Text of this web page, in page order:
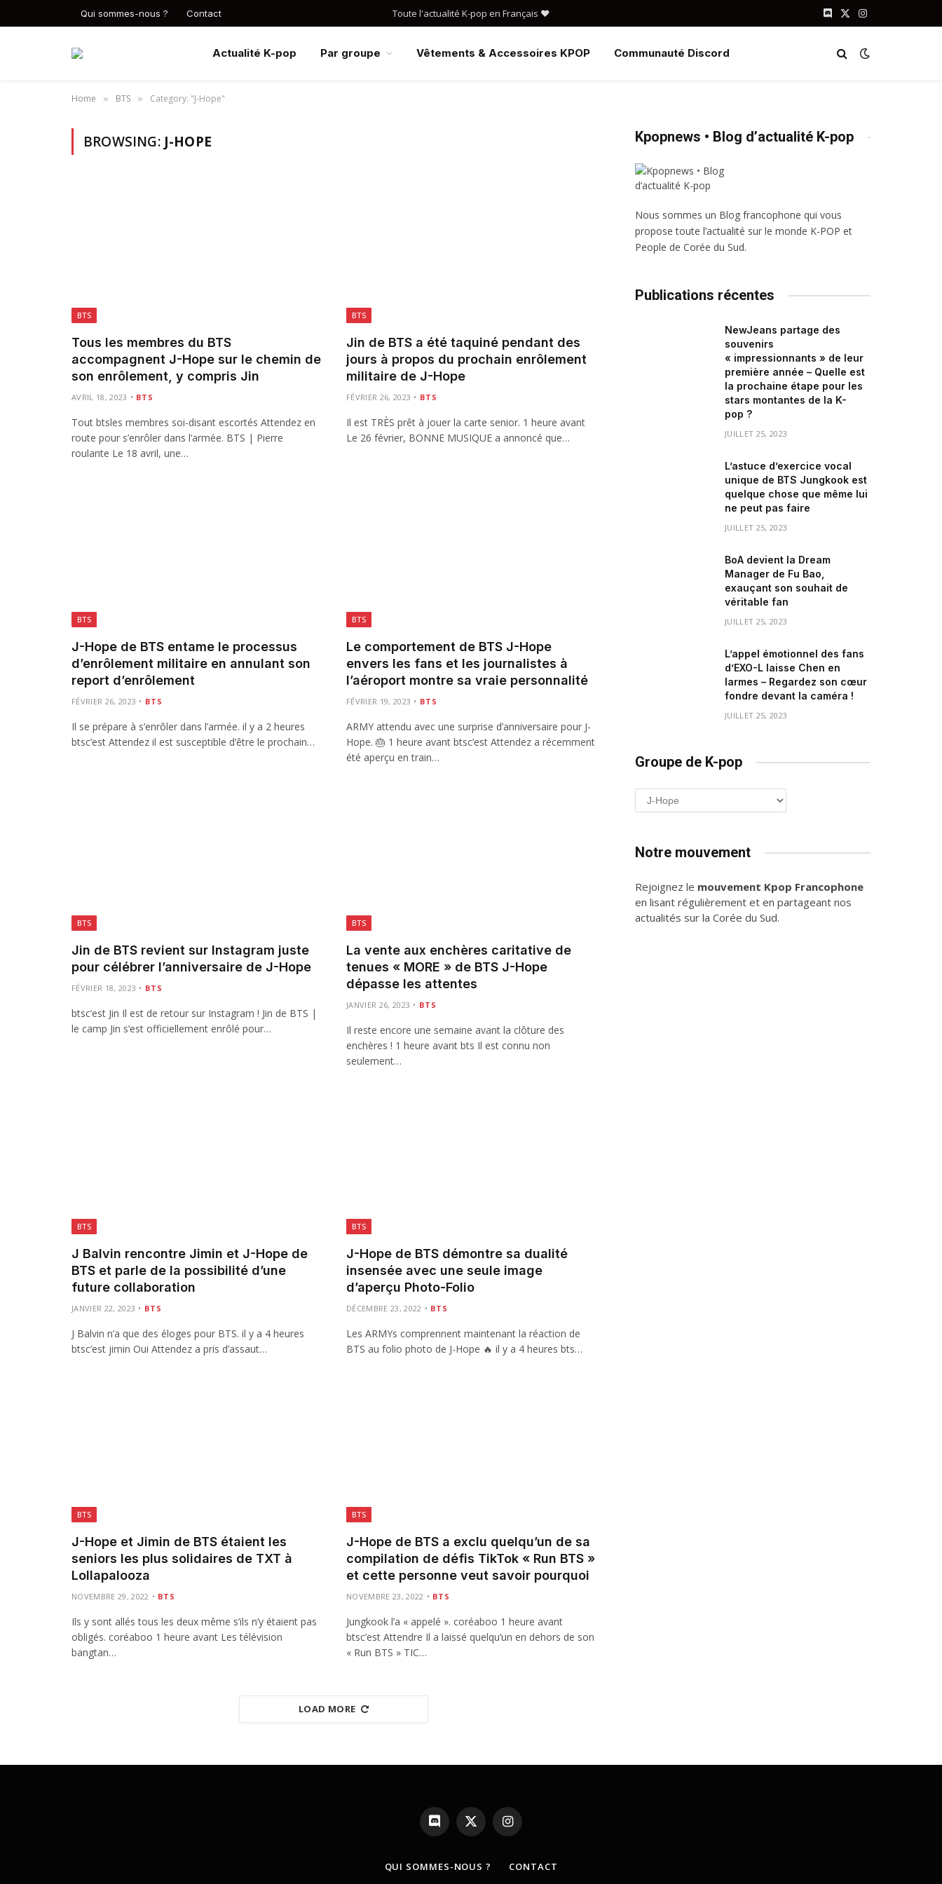
Qui sommes-nous ? Contact Toute l'actualité K-pop en Français ❤️ Discord
X
Instagram
Actualité K-pop Par groupe Vêtements & Accessoires KPOP Communauté Discord
Home » BTS » Category: "J-Hope"
BROWSING: J-HOPE
BTS
Tous les membres du BTS
accompagnent J-Hope sur le chemin de
son enrôlement, y compris Jin
AVRIL 18, 2023 BTS
Tout btsles membres soi-disant escortés Attendez en
route pour s’enrôler dans l’armée. BTS | Pierre
roulante Le 18 avril, une…
BTS
Jin de BTS a été taquiné pendant des
jours à propos du prochain enrôlement
militaire de J-Hope
FÉVRIER 26, 2023 BTS
Il est TRÈS prêt à jouer la carte senior. 1 heure avant
Le 26 février, BONNE MUSIQUE a annoncé que…
BTS
J-Hope de BTS entame le processus
d’enrôlement militaire en annulant son
report d’enrôlement
FÉVRIER 26, 2023 BTS
Il se prépare à s’enrôler dans l’armée. il y a 2 heures
btsc’est Attendez il est susceptible d’être le prochain…
BTS
Le comportement de BTS J-Hope
envers les fans et les journalistes à
l’aéroport montre sa vraie personnalité
FÉVRIER 19, 2023 BTS
ARMY attendu avec une surprise d’anniversaire pour J-
Hope. 🎂 1 heure avant btsc’est Attendez a récemment
été aperçu en train…
BTS
Jin de BTS revient sur Instagram juste
pour célébrer l’anniversaire de J-Hope
FÉVRIER 18, 2023 BTS
btsc’est Jin Il est de retour sur Instagram ! Jin de BTS |
le camp Jin s’est officiellement enrôlé pour…
BTS
La vente aux enchères caritative de
tenues « MORE » de BTS J-Hope
dépasse les attentes
JANVIER 26, 2023 BTS
Il reste encore une semaine avant la clôture des
enchères ! 1 heure avant bts Il est connu non
seulement…
BTS
J Balvin rencontre Jimin et J-Hope de
BTS et parle de la possibilité d’une
future collaboration
JANVIER 22, 2023 BTS
J Balvin n’a que des éloges pour BTS. il y a 4 heures
btsc’est jimin Oui Attendez a pris d’assaut…
BTS
J-Hope de BTS démontre sa dualité
insensée avec une seule image
d’aperçu Photo-Folio
DÉCEMBRE 23, 2022 BTS
Les ARMYs comprennent maintenant la réaction de
BTS au folio photo de J-Hope 🔥 il y a 4 heures bts…
BTS
J-Hope et Jimin de BTS étaient les
seniors les plus solidaires de TXT à
Lollapalooza
NOVEMBRE 29, 2022 BTS
Ils y sont allés tous les deux même s’ils n’y étaient pas
obligés. coréaboo 1 heure avant Les télévision
bangtan…
BTS
J-Hope de BTS a exclu quelqu’un de sa
compilation de défis TikTok « Run BTS »
et cette personne veut savoir pourquoi
NOVEMBRE 23, 2022 BTS
Jungkook l’a « appelé ». coréaboo 1 heure avant
btsc’est Attendre Il a laissé quelqu’un en dehors de son
« Run BTS » TIC…
LOAD MORE
Kpopnews • Blog d’actualité K-pop
Nous sommes un Blog francophone qui vous
propose toute l’actualité sur le monde K-POP et
People de Corée du Sud.
Publications récentes
NewJeans partage des
souvenirs
« impressionnants » de leur
première année – Quelle est
la prochaine étape pour les
stars montantes de la K-
pop ?
JUILLET 25, 2023
L’astuce d’exercice vocal
unique de BTS Jungkook est
quelque chose que même lui
ne peut pas faire
JUILLET 25, 2023
BoA devient la Dream
Manager de Fu Bao,
exauçant son souhait de
véritable fan
JUILLET 25, 2023
L’appel émotionnel des fans
d’EXO-L laisse Chen en
larmes – Regardez son cœur
fondre devant la caméra !
JUILLET 25, 2023
Groupe de K-pop
Groupe
de
Notre mouvement
Rejoignez le mouvement Kpop Francophone
en lisant régulièrement et en partageant nos
actualités sur la Corée du Sud.
Discord X
(Twitter)
Instagram
QUI SOMMES-NOUS ? CONTACT